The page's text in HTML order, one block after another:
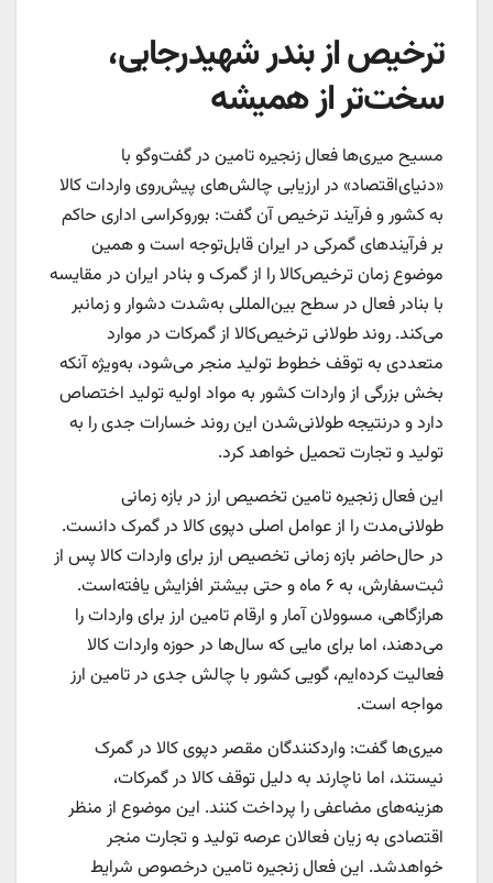
ترخیص از بندر شهیدرجایی،
سخت‌تر از همیشه
مسیح میری‌‌‌‌‌ها فعال زنجیره تامین در گفت‌وگو با
«دنیای‌اقتصاد» در ارزیابی چالش‌های پیش‌روی واردات کالا
به کشور و فرآیند ترخیص آن گفت: بوروکراسی اداری حاکم
بر فرآیندهای گمرکی در ایران قابل‌توجه است و همین
موضوع زمان ترخیص‌کالا را از گمرک و بنادر ایران در مقایسه
با بنادر فعال در سطح بین‌المللی به‌‌‌‌‌شدت دشوار و زمانبر
می‌کند. روند طولانی ترخیص‌کالا از گمرکات در موارد
متعددی به توقف خطوط تولید منجر می‌شود، به‌ویژه آنکه
بخش بزرگی از واردات کشور به مواد اولیه تولید اختصاص
دارد و درنتیجه طولانی‌شدن این روند خسارات جدی را به
تولید و تجارت تحمیل خواهد کرد.
این فعال زنجیره تامین تخصیص ارز در بازه زمانی
طولانی‌‌‌‌‌مدت را از عوامل اصلی دپوی کالا در گمرک دانست.
در حال‌حاضر بازه زمانی تخصیص ارز برای واردات کالا پس از
ثبت‌سفارش، به ۶ ماه و حتی بیشتر افزایش ‌یافته‌است.
هرازگاهی، مسوولان آمار و ارقام تامین ارز برای واردات را
می‌دهند، اما برای مایی که سال‌ها در حوزه واردات کالا
فعالیت کرده‌‌‌‌‌ایم، گویی کشور با چالش جدی در تامین ارز
مواجه است.
میری‌‌‌‌‌ها گفت: واردکنندگان مقصر دپوی کالا در گمرک
نیستند، اما ناچارند به دلیل توقف کالا در گمرکات،
هزینه‌های مضاعفی را پرداخت کنند. این موضوع از منظر
اقتصادی به زیان فعالان عرصه تولید و تجارت منجر
خواهدشد. این فعال زنجیره تامین درخصوص شرایط